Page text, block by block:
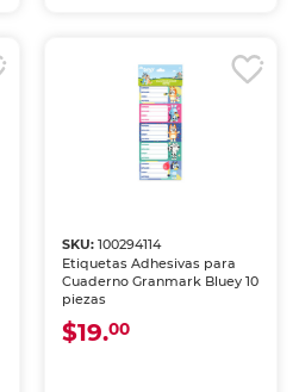
SKU: 100294114
Etiquetas Adhesivas para
Cuaderno Granmark Bluey 10
piezas
$19.00